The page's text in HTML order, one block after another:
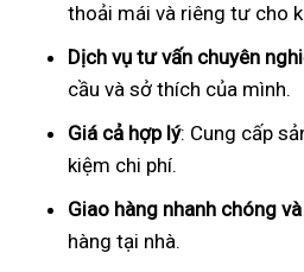
thoải mái và riêng tư cho
Dịch vụ tư vấn chuyên
cầu và sở thích của mình.
Giá cả hợp lý: Cung cấp
kiệm chi phí.
Giao hàng nhanh chóng
hàng tại nhà.